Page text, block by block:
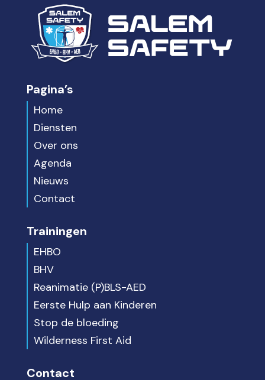
Pagina’s
Home
Diensten
Over ons
Agenda
Nieuws
Contact
Trainingen
EHBO
BHV
Reanimatie (P)BLS-AED
Eerste Hulp aan Kinderen
Stop de bloeding
Wilderness First Aid
Contact